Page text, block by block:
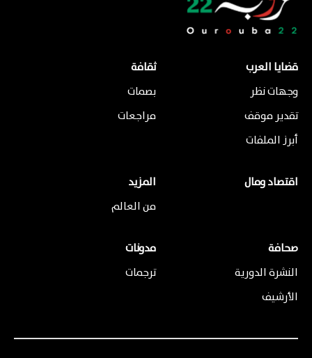
قضايا العرب
وجهات نظر
تقدير موقف
أبرز الملفات
ثقافة
بصمات
مراجعات
اقتصاد ومال
المزيد
من العالم
صحافة
النشرة الدورية
الأرشيف
مدونات
ترجمات